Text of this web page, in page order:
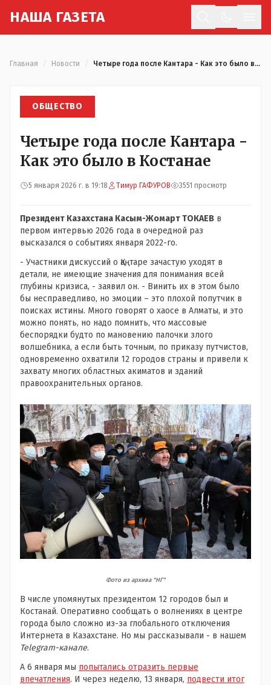
НАША ГАЗЕТА
Главная Новости Четыре года после Кантара - Как это было в Костанае
ОБЩЕСТВО
Четыре года после Кантара -
Как это было в Костанае
5 января 2026 г. в 19:18 Тимур ГАФУРОВ 3551 просмотр
Президент Казахстана Касым-Жомарт ТОКАЕВ в
первом интервью 2026 года в очередной раз
высказался о событиях января 2022-го.
- Участники дискуссий о Қаңтаре зачастую уходят в
детали, не имеющие значения для понимания всей
глубины кризиса, - заявил он. - Винить их в этом было
бы несправедливо, но эмоции – это плохой попутчик в
поисках истины. Много говорят о хаосе в Алматы, и это
можно понять, но надо помнить, что массовые
беспорядки будто по мановению палочки злого
волшебника, а если быть точным, по приказу путчистов,
одновременно охватили 12 городов страны и привели к
захвату многих областных акиматов и зданий
правоохранительных органов.
Фото из архива "НГ"
В числе упомянутых президентом 12 городов был и
Костанай. Оперативно сообщать о волнениях в центре
города было сложно из-за глобального отключения
Интернета в Казахстане. Но мы рассказывали - в нашем
Telegram-канале.
А 6 января мы попытались отразить первые
впечатления. И через неделю, 13 января, подвести итог